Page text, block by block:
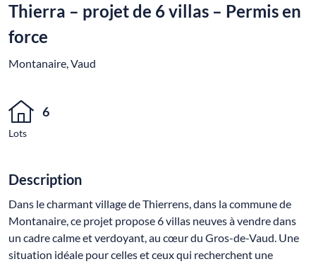
Thierra – projet de 6 villas – Permis en
force
Montanaire, Vaud
6
Lots
Description
Dans le charmant village de Thierrens, dans la commune de
Montanaire, ce projet propose 6 villas neuves à vendre dans
un cadre calme et verdoyant, au cœur du Gros-de-Vaud. Une
situation idéale pour celles et ceux qui recherchent une